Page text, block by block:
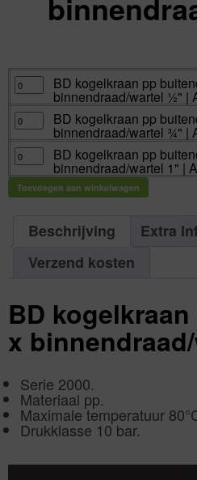
BD
kogelkraan
pp
buitendraad
x
binnendraad/wartel
½"
Aantal
1
aantal
BD kogelkraan pp
binnendraad/wartel ½" |
BD
kogelkraan
pp
buitendraad
x
binnendraad/wartel
¾"
|
Aantal
1
BD kogelkraan pp
binnendraad/wartel ¾" |
BD
kogelkraan
pp
buitendraad
x
binnendraad/wartel
aantal
BD kogelkraan pp
binnendraad/wartel 1" |
Toevoegen aan winkelwagen
Beschrijving
Extra
Verzend kosten
BD
x
Serie 2000.
Materiaal pp.
Maximale temperatuur
Drukklasse 10 bar.